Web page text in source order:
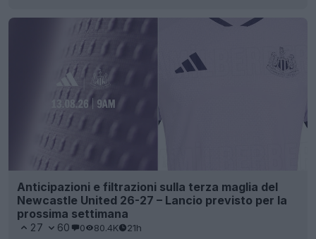
Anticipazioni e filtrazioni sulla terza maglia del
Newcastle United 26-27 – Lancio previsto per la
prossima settimana
27 60 0 80.4K 21h